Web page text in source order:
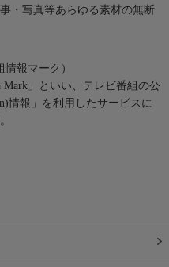
・写真等あらゆる素材の無断
報マーク）
Mark」といい、テレビ番組の公
情報」を利用したサービスに